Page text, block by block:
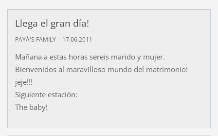
Llega el gran día!
PAYÁ'S FAMILY 17.06.2011
Mañana a estas horas sereis marido y mujer.
Bienvenidos al maravilloso mundo del matrimonio!
jeje!!!
Siguiente estación:
The baby!